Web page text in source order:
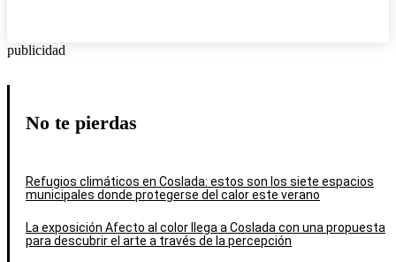
publicidad
No te pierdas
Refugios climáticos en Coslada: estos son los siete espacios
municipales donde protegerse del calor este verano
La exposición Afecto al color llega a Coslada con una propuesta
para descubrir el arte a través de la percepción